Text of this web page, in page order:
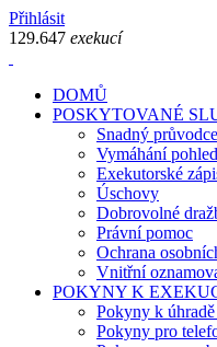
Přihlásit
129.647 exekucí
DOMŮ
POSKYTOVANÉ
Snadný
Vymáhání
Exekutorské
Úschovy
Dobrovolné
Právní pomoc
Ochrana
Vnitřní
POKYNY K
Pokyny k
Pokyny pro